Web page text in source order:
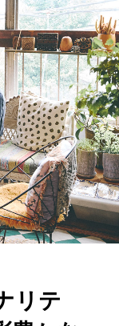
探す
LL
HOUSE
LINE-
UP
PROJECT
WHAT’S
LIFE
LABEL
ライフレー
つ いて
リテ